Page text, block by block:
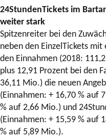
24StundenTickets im
weiter stark
Spitzenreiter bei den
neben den EinzelTickets
den Einnahmen (2018:
plus 12,91 Prozent bei den
36,11 Mio.) die neuen
(Einnahmen: + 16,70 % auf
% auf 2,66 Mio.) und
(Einnahmen: + 15,59 % auf
% auf 5,89 Mio.).